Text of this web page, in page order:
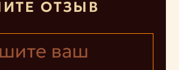
ОТЗЫВ